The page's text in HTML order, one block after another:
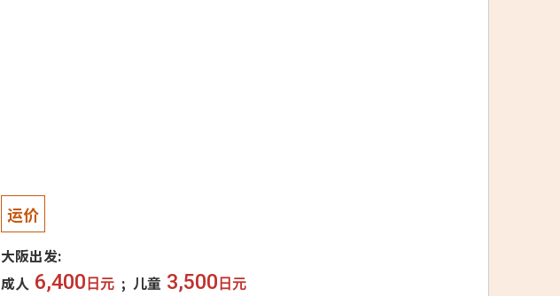
运价
大阪出发:
成人 6,400 日元 儿童 3,500 日元